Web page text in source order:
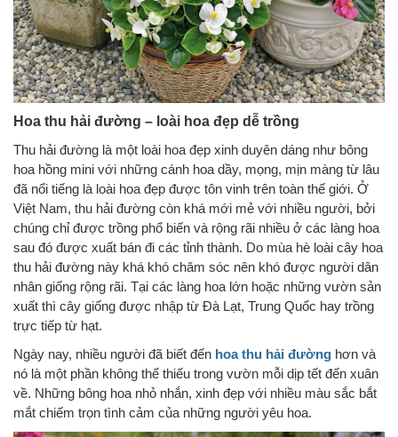
Hoa thu hải đường – loài hoa đẹp dễ trồng
Thu hải đường là một loài hoa đẹp xinh duyên dáng như bông
hoa hồng mini với những cánh hoa dầy, mọng, mịn màng từ lâu
đã nổi tiếng là loài hoa đẹp được tôn vinh trên toàn thế giới. Ở
Việt Nam, thu hải đường còn khá mới mẻ với nhiều người, bởi
chúng chỉ được trồng phổ biến và rộng rãi nhiều ở các làng hoa
sau đó được xuất bán đi các tỉnh thành. Do mùa hè loài cây hoa
thu hải đường này khá khó chăm sóc nên khó được người dân
nhân giống rộng rãi. Tại các làng hoa lớn hoặc những vườn sản
xuất thì cây giống được nhập từ Đà Lạt, Trung Quốc hay trồng
trực tiếp từ hạt.
Ngày nay, nhiều người đã biết đến hoa thu hải đường hơn và
nó là một phần không thể thiếu trong vườn mỗi dịp tết đến xuân
về. Những bông hoa nhỏ nhắn, xinh đẹp với nhiều màu sắc bắt
mắt chiếm trọn tình cảm của những người yêu hoa.